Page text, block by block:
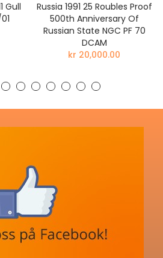
Gull
Russia 1991 25 Roubles Proof
500th Anniversary Of
Russian State NGC PF 70
DCAM
kr 20,000.00